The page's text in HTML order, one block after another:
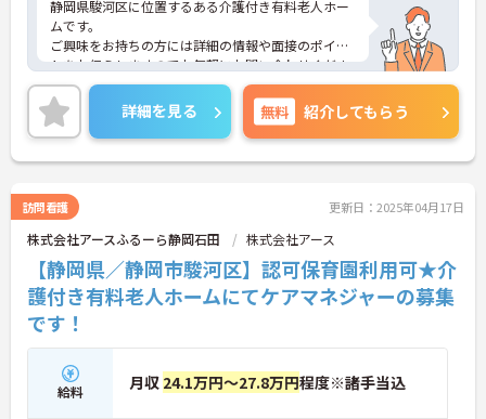
静岡県駿河区に位置するある介護付き有料老人ホー
ムです。
ご興味をお持ちの方には詳細の情報や面接のポイン
トをお伝えしますのでお気軽にお問い合わせくださ
いませ。
詳細を見る 無料 紹介してもらう
訪問看護 更新日：2025年04月17日
株式会社アースふるーら静岡石田 株式会社アース
【静岡県／静岡市駿河区】認可保育園利用可★介
護付き有料老人ホームにてケアマネジャーの募集
です！
給料 月収 24.1万円～27.8万円程度※諸手当込